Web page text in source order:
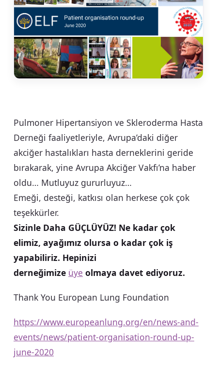
Pulmoner Hipertansiyon ve Skleroderma Hasta
Derneği faaliyetleriyle, Avrupa’daki diğer
akciğer hastalıkları hasta derneklerini geride
bırakarak, yine Avrupa Akciğer Vakfı’na haber
oldu… Mutluyuz gururluyuz…
Emeği, desteği, katkısı olan herkese çok çok
teşekkürler.
Sizinle Daha GÜÇLÜYÜZ! Ne kadar çok
elimiz, ayağımız olursa o kadar çok iş
yapabiliriz. Hepinizi
derneğimize üye olmaya davet ediyoruz.
Thank You European Lung Foundation
https://www.europeanlung.org/en/news-and-
events/news/patient-organisation-round-up-
june-2020